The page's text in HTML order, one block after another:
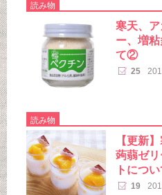
読み物
寒天、
ー、増
て②
25
読み物
【更新
蒟蒻ゼ
トにつ
19